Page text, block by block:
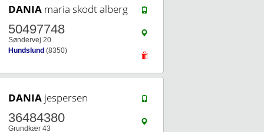
DANIA maria skodt alberg
50497748
Søndervej 20
Hundslund (8350)
DANIA jespersen
36484380
Grundkær 43